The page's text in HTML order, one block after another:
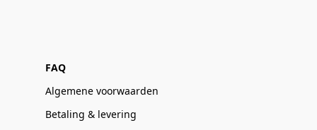
FAQ
Algemene voorwaarden
Betaling & levering